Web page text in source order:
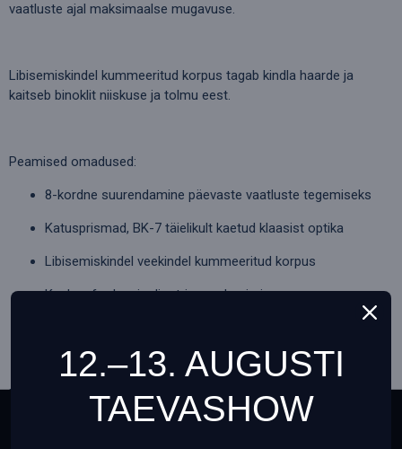
vaatluste ajal maksimaalse mugavuse.
Libisemiskindel kummeeritud korpus tagab kindla haarde ja
kaitseb binoklit niiskuse ja tolmu eest.
Peamised omadused:
8-kordne suurendamine päevaste vaatluste tegemiseks
Katusprismad, BK-7 täielikult kaetud klaasist optika
Libisemiskindel veekindel kummeeritud korpus
Keskne fookus ja dioptria reguleerimine
Komplekti kuuluvad:
12.–13. AUGUSTI
TAEVASHOW